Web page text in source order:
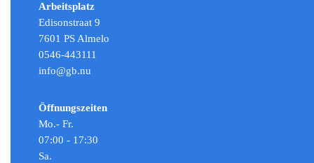
Arbeitsplatz
Edisonstraat 9
7601 PS Almelo
0546-443111
info@gb.nu
Öffnungszeiten
Mo.- Fr.
07:00 - 17:30
Sa.